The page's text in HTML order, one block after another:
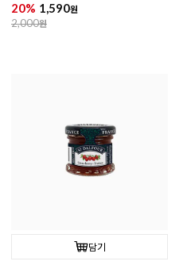
20% 1,590원
2,000원
담기